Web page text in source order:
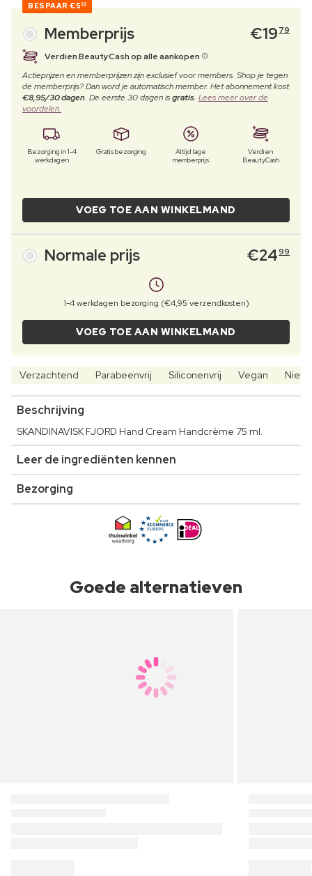
BESPAAR €5 20
Memberprijs €19 79
Verdien BeautyCash op alle aankopen
Actieprijzen en memberprijzen zijn exclusief voor members. Shop je tegen
de memberprijs? Dan word je automatisch member. Het abonnement kost
€8,95/30 dagen. De eerste 30 dagen isgratis. Lees meer over de
voordelen.
Bezorging in 1-4
werkdagen
Gratis bezorging
Altijd lage
memberprijs
Verdien
BeautyCash
VOEG TOE AAN WINKELMAND
Normale prijs €2499
1-4 werkdagen bezorging (€4,95 verzendkosten)
VOEG TOE AAN WINKELMAND
Verzachtend Parabeenvrij Siliconenvrij Vegan Niet
Beschrijving
SKANDINAVISK FJORD Hand Cream Handcrème 75 ml.
Leer de ingrediënten kennen
Bezorging
Goede alternatieven